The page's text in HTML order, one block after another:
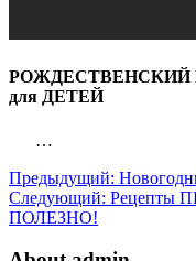
РОЖДЕСТВЕНСКИЙ
для ДЕТЕЙ
…
Предыдущий:
Следующий: Рецепты
ПОЛЕЗНО!